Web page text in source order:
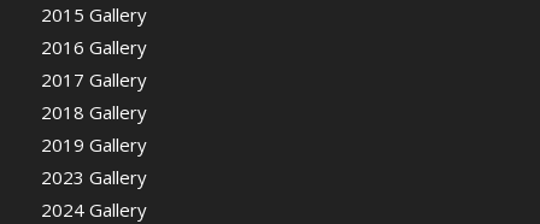
2015 Gallery
2016 Gallery
2017 Gallery
2018 Gallery
2019 Gallery
2023 Gallery
2024 Gallery